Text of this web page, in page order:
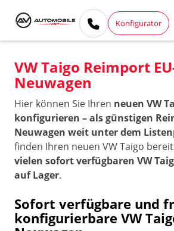
Konfigurator
VW Taigo Reimport
Neuwagen
Hier können Sie Ihren neuen VW
konfigurieren – als günstigen
Neuwagen weit unter dem
finden Ihren neuen VW Taigo
vielen sofort verfügbaren VW
auf Lager.
Sofort verfügbare und
konfigurierbare VW